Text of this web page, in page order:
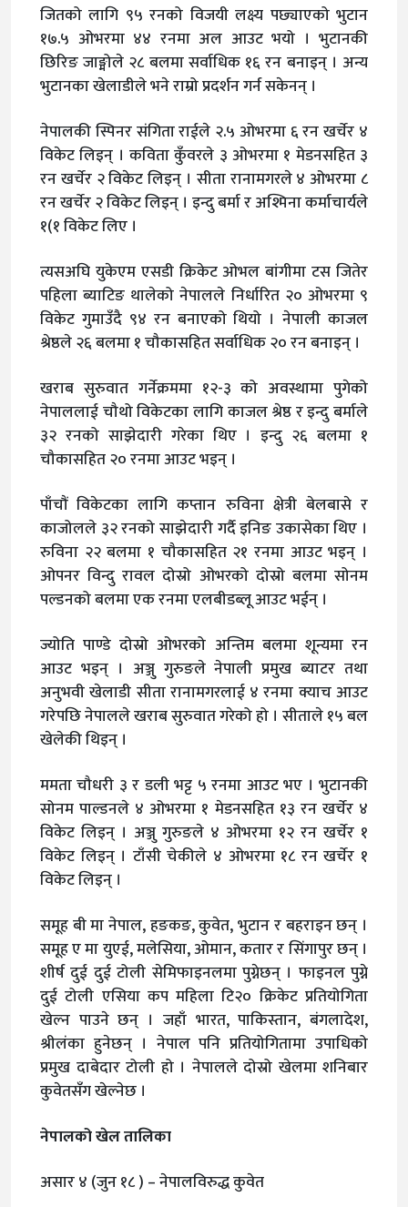
जितको लागि ९५ रनको विजयी लक्ष्य पछ्याएको भुटान
१७.५ ओभरमा ४४ रनमा अल आउट भयो । भुटानकी
छिरिङ जाङ्मोले २८ बलमा सर्वाधिक १६ रन बनाइन् । अन्य
भुटानका खेलाडीले भने राम्रो प्रदर्शन गर्न सकेनन् ।
नेपालकी स्पिनर संगिता राईले २.५ ओभरमा ६ रन खर्चेर ४
विकेट लिइन् । कविता कुँवरले ३ ओभरमा १ मेडनसहित ३
रन खर्चेर २ विकेट लिइन् । सीता रानामगरले ४ ओभरमा ८
रन खर्चेर २ विकेट लिइन् । इन्दु बर्मा र अश्मिना कर्माचार्यले
१(१ विकेट लिए ।
त्यसअघि युकेएम एसडी क्रिकेट ओभल बांगीमा टस जितेर
पहिला ब्याटिङ थालेको नेपालले निर्धारित २० ओभरमा ९
विकेट गुमाउँदै ९४ रन बनाएको थियो । नेपाली काजल
श्रेष्ठले २६ बलमा १ चौकासहित सर्वाधिक २० रन बनाइन् ।
खराब सुरुवात गर्नेक्रममा १२-३ को अवस्थामा पुगेको
नेपाललाई चौथो विकेटका लागि काजल श्रेष्ठ र इन्दु बर्माले
३२ रनको साझेदारी गरेका थिए । इन्दु २६ बलमा १
चौकासहित २० रनमा आउट भइन् ।
पाँचौं विकेटका लागि कप्तान रुविना क्षेत्री बेलबासे र
काजोलले ३२ रनको साझेदारी गर्दै इनिङ उकासेका थिए ।
रुविना २२ बलमा १ चौकासहित २१ रनमा आउट भइन् ।
ओपनर विन्दु रावल दोस्रो ओभरको दोस्रो बलमा सोनम
पल्डनको बलमा एक रनमा एलबीडब्लू आउट भईन् ।
ज्योति पाण्डे दोस्रो ओभरको अन्तिम बलमा शून्यमा रन
आउट भइन् । अञ्जु गुरुङले नेपाली प्रमुख ब्याटर तथा
अनुभवी खेलाडी सीता रानामगरलाई ४ रनमा क्याच आउट
गरेपछि नेपालले खराब सुरुवात गरेको हो । सीताले १५ बल
खेलेकी थिइन् ।
ममता चौधरी ३ र डली भट्ट ५ रनमा आउट भए । भुटानकी
सोनम पाल्डनले ४ ओभरमा १ मेडनसहित १३ रन खर्चेर ४
विकेट लिइन् । अञ्जु गुरुङले ४ ओभरमा १२ रन खर्चेर १
विकेट लिइन् । टाँसी चेकीले ४ ओभरमा १८ रन खर्चेर १
विकेट लिइन् ।
समूह बी मा नेपाल, हङकङ, कुवेत, भुटान र बहराइन छन् ।
समूह ए मा युएई, मलेसिया, ओमान, कतार र सिंगापुर छन् ।
शीर्ष दुई दुई टोली सेमिफाइनलमा पुग्नेछन् । फाइनल पुग्ने
दुई टोली एसिया कप महिला टि२० क्रिकेट प्रतियोगिता
खेल्न पाउने छन् । जहाँ भारत, पाकिस्तान, बंगलादेश,
श्रीलंका हुनेछन् । नेपाल पनि प्रतियोगितामा उपाधिको
प्रमुख दाबेदार टोली हो । नेपालले दोस्रो खेलमा शनिबार
कुवेतसँग खेल्नेछ ।
नेपालको खेल तालिका
असार ४ (जुन १८ ) – नेपालविरुद्ध कुवेत